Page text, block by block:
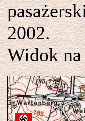
2002.
Widok